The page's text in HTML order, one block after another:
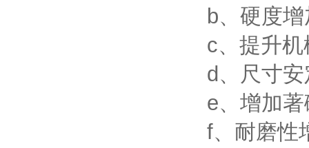
b、硬度
c、提升
d、尺寸
e、增加
f、耐磨性